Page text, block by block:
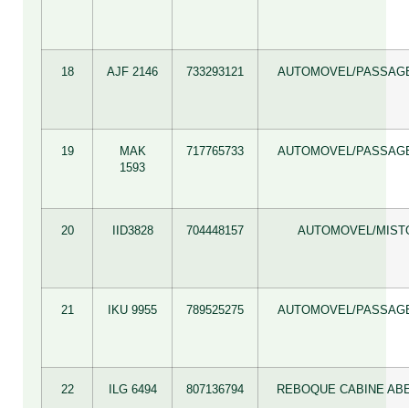
18 AJF 2146 733293121 AUTOMOVEL/
19
MAK
1593
717765733 AUTOMOVEL/
20 IID3828 704448157 AUTOMOVEL/
21 IKU 9955 789525275 AUTOMOVEL/
22 ILG 6494 807136794 REBOQUE CABINE